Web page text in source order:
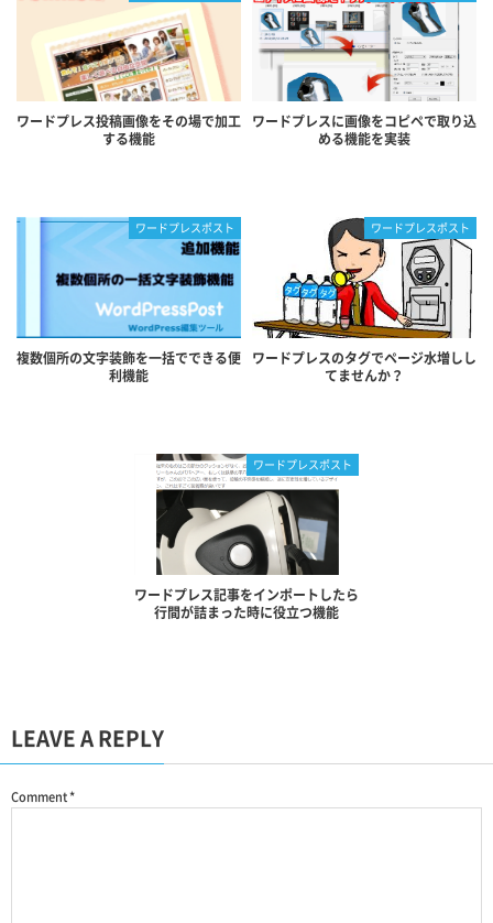
ワードプレス投稿画像をその場で加工
する機能
ワードプレスに画像をコピペで取り込
める機能を実装
ワードプレスポスト
複数個所の文字装飾を一括でできる便
利機能
ワードプレスポスト
ワードプレスのタグでページ水増しし
てませんか？
ワードプレスポスト
ワードプレス記事をインポートしたら
行間が詰まった時に役立つ機能
LEAVE A REPLY
Comment*